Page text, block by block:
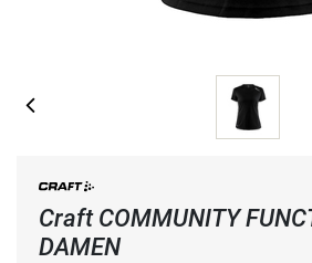
Craft COMMUNITY
DAMEN